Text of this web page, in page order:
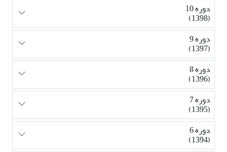
دوره 10
(1398)
دوره 9
(1397)
دوره 8
(1396)
دوره 7
(1395)
دوره 6
(1394)